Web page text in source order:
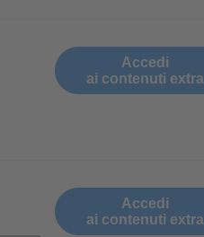
Accedi
ai contenuti extra
Accedi
ai contenuti extra